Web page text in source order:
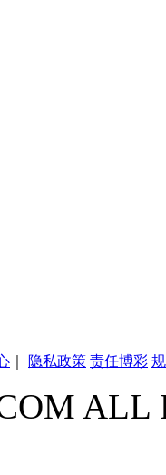
隐私政策 责任博彩
ALL